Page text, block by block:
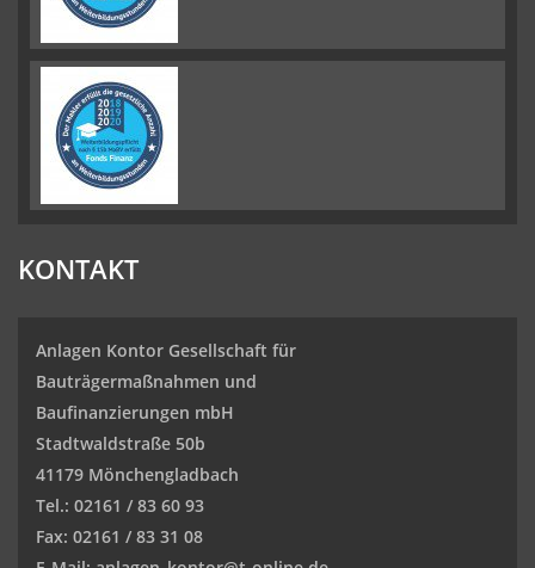
KONTAKT
Anlagen Kontor Gesellschaft für
Bauträgermaßnahmen und
Baufinanzierungen mbH
Stadtwaldstraße 50b
41179 Mönchengladbach
Tel.: 02161 / 83 60 93
Fax: 02161 / 83 31 08